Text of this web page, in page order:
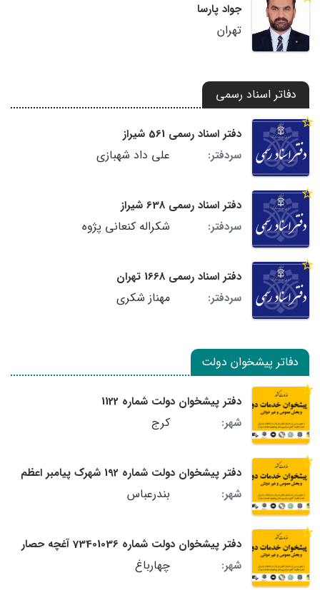
جواد پارسا
تهران
دفاتر اسناد رسمی
دفتر اسناد رسمی 561 شیراز
سردفتر:
علی داد شهبازی
دفتر اسناد رسمی 638 شیراز
سردفتر:
شکراله کنعانی پژوه
دفتر اسناد رسمی 1668 تهران
سردفتر:
مهناز شکری
دفاتر پیشخوان دولت
دفتر پیشخوان دولت شماره 1122
شهر:
کرج
دفتر پیشخوان دولت شماره 192 شهرک پیامبر اعظم
شهر:
بندرعباس
دفتر پیشخوان دولت شماره 73401036 آغچه حصار
شهر:
چهارباغ